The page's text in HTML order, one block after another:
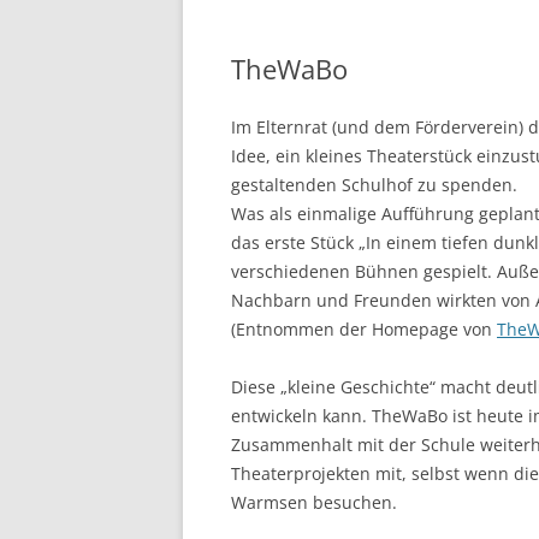
TheWaBo
Im Elternrat (und dem Förderverein)
Idee, ein kleines Theaterstück
gestaltenden Schulhof zu spenden.
Was als einmalige Aufführung
das erste Stück „In einem tiefen
verschiedenen Bühnen gespielt.
Nachbarn und Freunden wirkten
(Entnommen der Homepage von
Diese „kleine Geschichte“ macht
entwickeln kann. TheWaBo ist heute
Zusammenhalt mit der Schule
Theaterprojekten mit, selbst wenn
Warmsen besuchen.